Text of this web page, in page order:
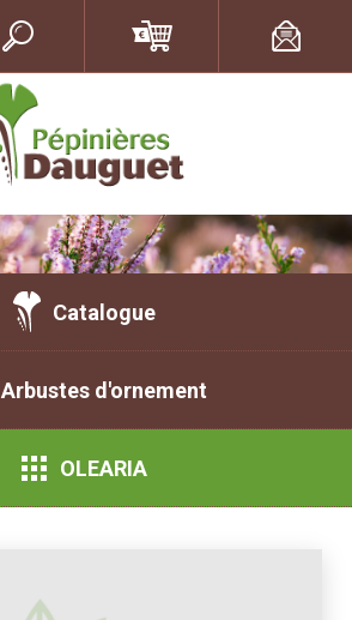
Catalogue
Arbustes d'ornement
OLEARIA